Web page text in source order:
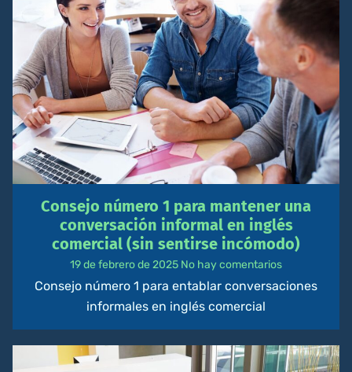
Consejo número 1 para mantener una
conversación informal en inglés
comercial (sin sentirse incómodo)
19 de febrero de 2025 No hay comentarios
Consejo número 1 para entablar conversaciones
informales en inglés comercial